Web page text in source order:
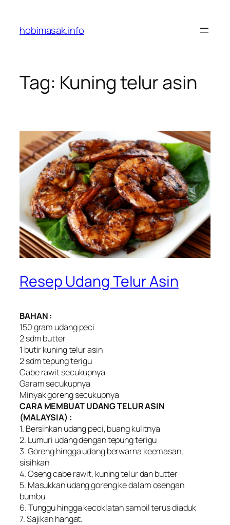
content
hobimasak.info
Tag: Kuning telur asin
Resep Udang Telur Asin
BAHAN :
150 gram udang peci
2 sdm butter
1 butir kuning telur asin
2 sdm tepung terigu
Cabe rawit secukupnya
Garam secukupnya
Minyak goreng secukupnya
CARA MEMBUAT UDANG TELUR ASIN
(MALAYSIA) :
1. Bersihkan udang peci, buang kulitnya
2. Lumuri udang dengan tepung terigu
3. Goreng hingga udang berwarna keemasan,
sisihkan
4. Oseng cabe rawit, kuning telur dan butter
5. Masukkan udang goreng ke dalam osengan
bumbu
6. Tunggu hingga kecoklatan sambil terus diaduk
7. Sajikan hangat.